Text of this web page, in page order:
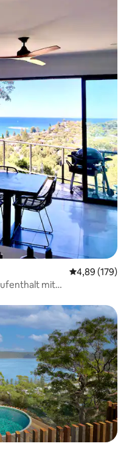
4,89 (179)
mit